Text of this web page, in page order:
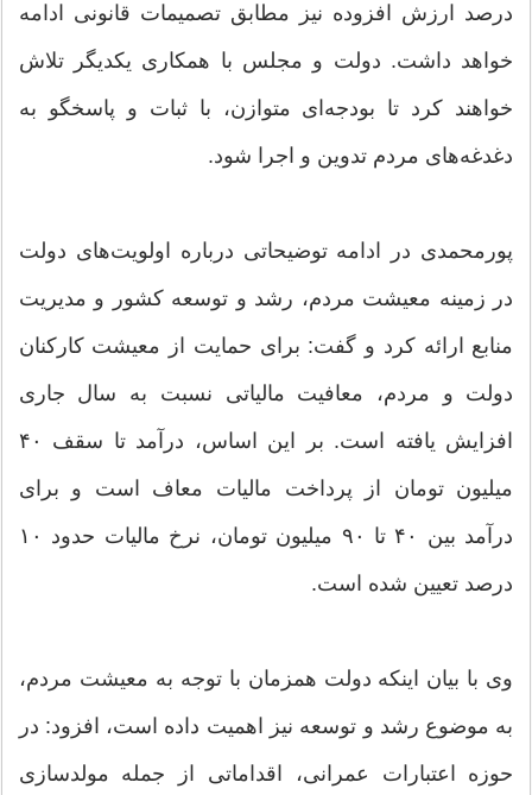
درصد ارزش افزوده نیز مطابق تصمیمات قانونی ادامه
خواهد داشت. دولت و مجلس با همکاری یکدیگر تلاش
خواهند کرد تا بودجه‌ای متوازن، با ثبات و پاسخگو به
دغدغه‌های مردم تدوین و اجرا شود.
پورمحمدی در ادامه توضیحاتی درباره اولویت‌های دولت
در زمینه معیشت مردم، رشد و توسعه کشور و مدیریت
منابع ارائه کرد و گفت: برای حمایت از معیشت کارکنان
دولت و مردم، معافیت مالیاتی نسبت به سال جاری
افزایش یافته است. بر این اساس، درآمد تا سقف ۴۰
میلیون تومان از پرداخت مالیات معاف است و برای
درآمد بین ۴۰ تا ۹۰ میلیون تومان، نرخ مالیات حدود ۱۰
درصد تعیین شده است.
وی با بیان اینکه دولت همزمان با توجه به معیشت مردم،
به موضوع رشد و توسعه نیز اهمیت داده است، افزود: در
حوزه اعتبارات عمرانی، اقداماتی از جمله مولدسازی